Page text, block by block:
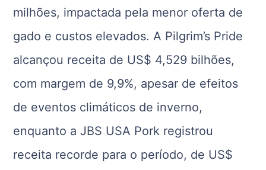
milhões, impactada pela menor oferta de
gado e custos elevados. A Pilgrim’s Pride
alcançou receita de US$ 4,529 bilhões,
com margem de 9,9%, apesar de efeitos
de eventos climáticos de inverno,
enquanto a JBS USA Pork registrou
receita recorde para o período, de US$